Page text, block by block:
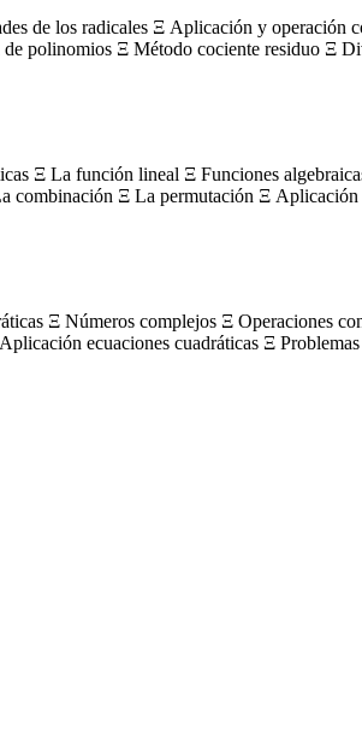
de los radicales Ξ Aplicación y operación
polinomios Ξ Método cociente residuo Ξ
Ξ La función lineal Ξ Funciones
combinación Ξ La permutación Ξ
Ξ Números complejos Ξ Operaciones
ecuaciones cuadráticas Ξ